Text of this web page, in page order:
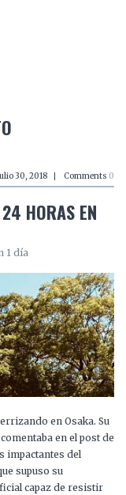
30, 2018 Comments 0
HORAS EN
1 día
en Osaka. Su
en el post de
impactantes del
supuso su
capaz de resistir